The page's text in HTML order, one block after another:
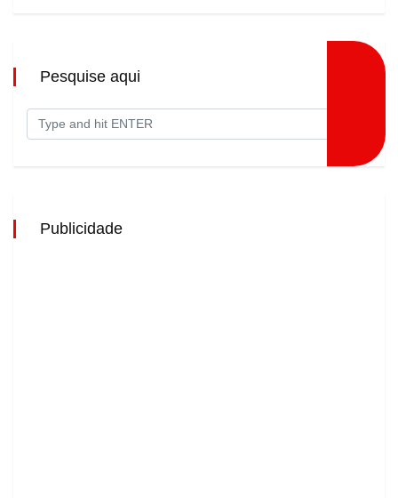
Pesquise aqui
Publicidade